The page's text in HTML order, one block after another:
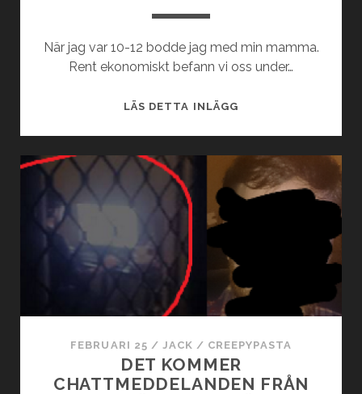
När jag var 10-12 bodde jag med min mamma.
Rent ekonomiskt befann vi oss under…
LÄS DETTA INLÄGGNÅGOT
MAMMA
MITT
INTE
VAD
FEBRUARI 25 / JACK / CREEPYPASTA
DET KOMMER
CHATTMEDDELANDEN FRÅN